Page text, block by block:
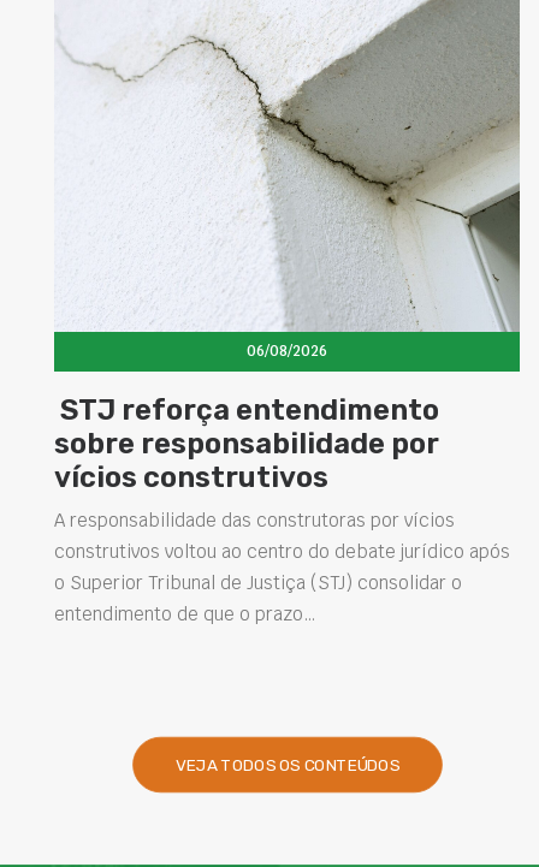
06/08/2026
Concretos aditivados e
elevam desempenho das
estruturas e impulsionam novas
soluções na construção civil
Projetar estruturas mais duráveis, reduzir
intervenções de manutenção e melhorar o
desempenho das obras são desafios cada vez mais
VEJA TODOS OS CONTEÚDOS